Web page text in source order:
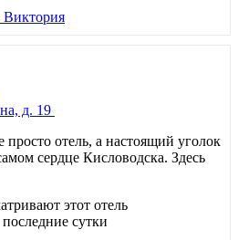
Виктория
д. 19
отель, а настоящий уголок
сердце Кисловодска. Здесь
этот отель
сутки